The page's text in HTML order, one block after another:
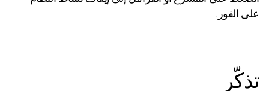
على الفور.
تذكّر